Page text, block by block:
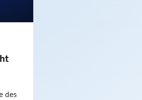
des